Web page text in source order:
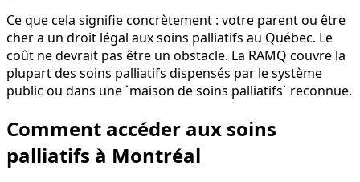
Ce que cela signifie concrètement : votre parent ou être
cher a un droit légal aux soins palliatifs au Québec. Le
coût ne devrait pas être un obstacle. La RAMQ couvre la
plupart des soins palliatifs dispensés par le système
public ou dans une `maison de soins palliatifs` reconnue.
Comment accéder aux soins
palliatifs à Montréal